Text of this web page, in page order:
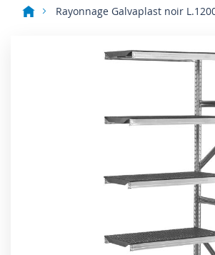
Rayonnage Galvaplast noir